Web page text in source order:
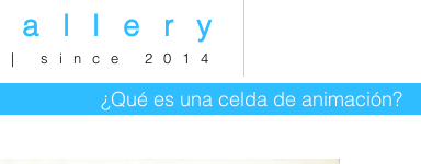
| since 2014
¿Qué es una celda de animación?